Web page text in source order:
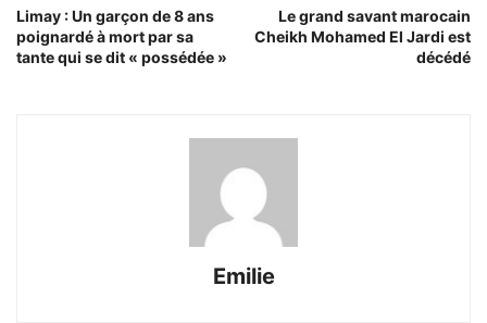
Limay : Un garçon de 8 ans
poignardé à mort par sa
tante qui se dit « possédée »
Le grand savant marocain
Cheikh Mohamed El Jardi est
décédé
Emilie